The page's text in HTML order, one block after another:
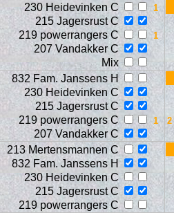
230 Heidevinken C
215 Jagersrust C
219 powerrangers C
207 Vandakker C
Mix
832 Fam. Janssens H
230 Heidevinken C
215 Jagersrust C
219 powerrangers C
207 Vandakker C
213 Mertensmannen C
832 Fam. Janssens H
230 Heidevinken C
215 Jagersrust C
219 powerrangers C